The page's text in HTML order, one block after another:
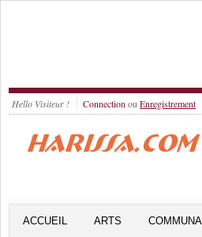
Hello Visiteur ! Connection ou Enregistrement
ACCUEIL ARTS